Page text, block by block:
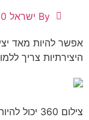
By ישראל 360
היצירתיות צריך
צילום 360